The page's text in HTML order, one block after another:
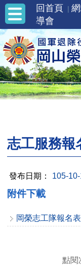
回首頁
導會
志工服務報
發布日期： 105-
附件下載
岡榮志工隊報名
點閱